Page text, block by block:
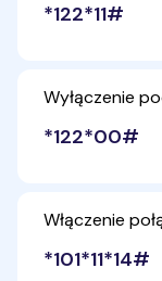
*122*11#
Wyłączenie
*122*00#
Włączenie
*101*11*14#